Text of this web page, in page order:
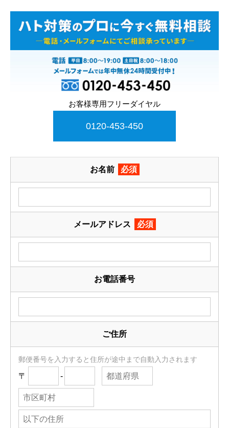
お客様専用フリーダイヤル
0120-453-450
お名前 必須
メールアドレス 必須
お電話番号
ご住所
郵便番号を入力すると住所が途中まで自動入力されます
〒 -